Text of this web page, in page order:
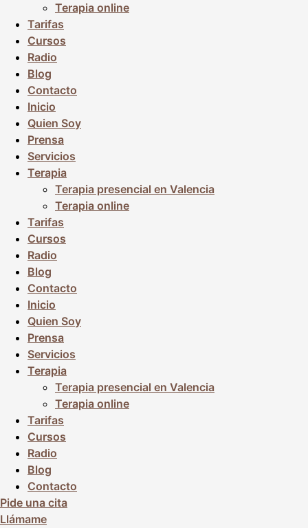
Terapia online
Tarifas
Cursos
Radio
Blog
Contacto
Inicio
Quien Soy
Prensa
Servicios
Terapia
Terapia presencial en Valencia
Terapia online
Tarifas
Cursos
Radio
Blog
Contacto
Inicio
Quien Soy
Prensa
Servicios
Terapia
Terapia presencial en Valencia
Terapia online
Tarifas
Cursos
Radio
Blog
Contacto
Pide una cita
Llámame